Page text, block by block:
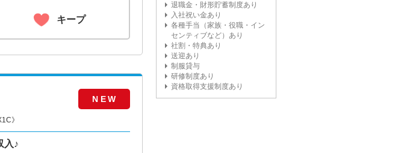
キープ
NEW
》
入♪
退職金・財形貯蓄制度あり
入社祝い金あり
各種手当（家族・役職・イン
センティブなど）あり
社割・特典あり
送迎あり
制服貸与
研修制度あり
資格取得支援制度あり